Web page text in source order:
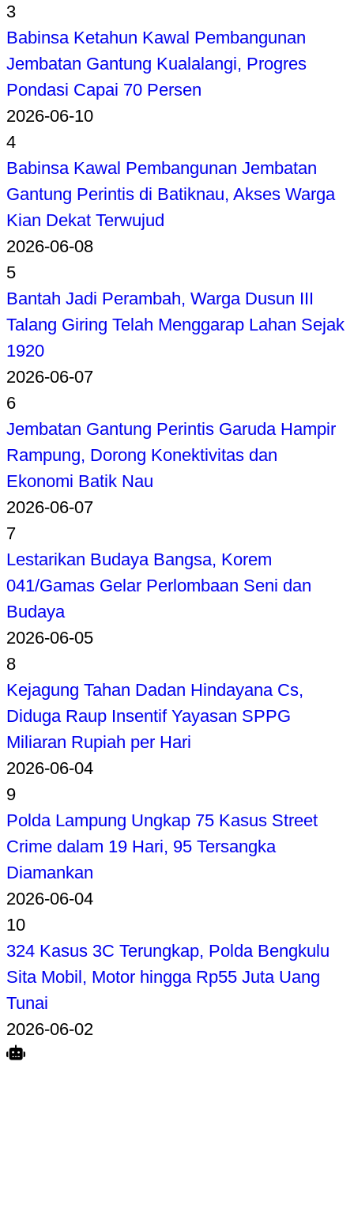
3
Babinsa Ketahun Kawal Pembangunan
Jembatan Gantung Kualalangi, Progres
Pondasi Capai 70 Persen
2026-06-10
4
Babinsa Kawal Pembangunan Jembatan
Gantung Perintis di Batiknau, Akses Warga
Kian Dekat Terwujud
2026-06-08
5
Bantah Jadi Perambah, Warga Dusun III
Talang Giring Telah Menggarap Lahan Sejak
1920
2026-06-07
6
Jembatan Gantung Perintis Garuda Hampir
Rampung, Dorong Konektivitas dan
Ekonomi Batik Nau
2026-06-07
7
Lestarikan Budaya Bangsa, Korem
041/Gamas Gelar Perlombaan Seni dan
Budaya
2026-06-05
8
Kejagung Tahan Dadan Hindayana Cs,
Diduga Raup Insentif Yayasan SPPG
Miliaran Rupiah per Hari
2026-06-04
9
Polda Lampung Ungkap 75 Kasus Street
Crime dalam 19 Hari, 95 Tersangka
Diamankan
2026-06-04
10
324 Kasus 3C Terungkap, Polda Bengkulu
Sita Mobil, Motor hingga Rp55 Juta Uang
Tunai
2026-06-02